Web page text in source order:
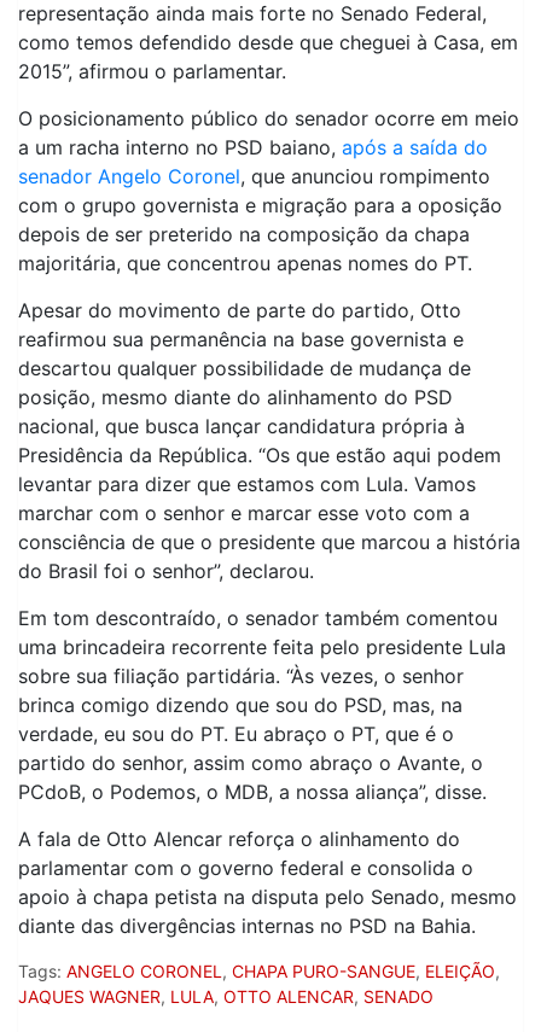
representação ainda mais forte no Senado Federal,
como temos defendido desde que cheguei à Casa, em
2015”, afirmou o parlamentar.
O posicionamento público do senador ocorre em meio
a um racha interno no PSD baiano, após a saída do
senador Angelo Coronel, que anunciou rompimento
com o grupo governista e migração para a oposição
depois de ser preterido na composição da chapa
majoritária, que concentrou apenas nomes do PT.
Apesar do movimento de parte do partido, Otto
reafirmou sua permanência na base governista e
descartou qualquer possibilidade de mudança de
posição, mesmo diante do alinhamento do PSD
nacional, que busca lançar candidatura própria à
Presidência da República. “Os que estão aqui podem
levantar para dizer que estamos com Lula. Vamos
marchar com o senhor e marcar esse voto com a
consciência de que o presidente que marcou a história
do Brasil foi o senhor”, declarou.
Em tom descontraído, o senador também comentou
uma brincadeira recorrente feita pelo presidente Lula
sobre sua filiação partidária. “Às vezes, o senhor
brinca comigo dizendo que sou do PSD, mas, na
verdade, eu sou do PT. Eu abraço o PT, que é o
partido do senhor, assim como abraço o Avante, o
PCdoB, o Podemos, o MDB, a nossa aliança”, disse.
A fala de Otto Alencar reforça o alinhamento do
parlamentar com o governo federal e consolida o
apoio à chapa petista na disputa pelo Senado, mesmo
diante das divergências internas no PSD na Bahia.
Tags: ANGELO CORONEL , CHAPA PURO-SANGUE, ELEIÇÃO,
JAQUES WAGNER, LULA, OTTO ALENCAR, SENADO